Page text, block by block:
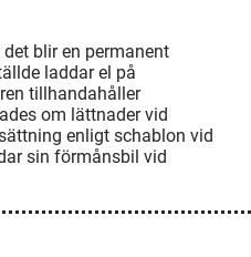
blir en permanent
laddar el på
tillhandahåller
om lättnader vid
enligt schablon vid
sin förmånsbil vid